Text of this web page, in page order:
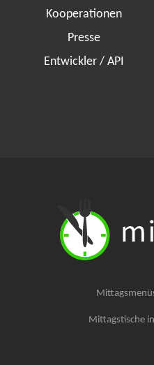
Kooperationen
Presse
Entwickler / API
Mittagstische in